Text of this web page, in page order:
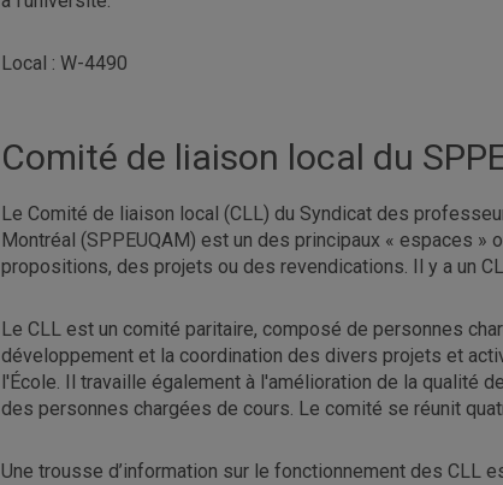
Local : W-4490
Comité de liaison local du
Le Comité de liaison local (CLL) du Syndicat des
Montréal (SPPEUQAM) est un des principaux « espaces
propositions, des projets ou des revendications. Il y a un
Le CLL est un comité paritaire, composé de personnes
développement et la coordination des divers projets et
l'École. Il travaille également à l'amélioration de la qualité
des personnes chargées de cours. Le comité se réunit
Une trousse d’information sur le fonctionnement des CLL